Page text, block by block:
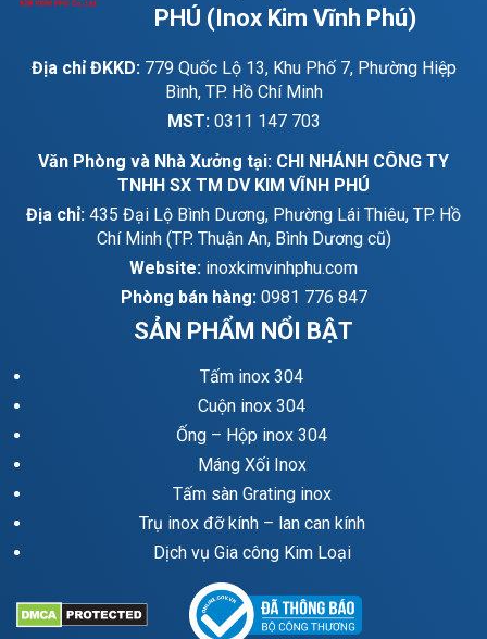
PHÚ (Inox Kim Vĩnh Phú)
Địa chỉ ĐKKD: 779 Quốc Lộ 13, Khu Phố 7, Phường Hiệp
Bình, TP. Hồ Chí Minh
MST: 0311 147 703
Văn Phòng và Nhà Xưởng tại: CHI NHÁNH CÔNG TY
TNHH SX TM DV KIM VĨNH PHÚ
Địa chỉ: 435 Đại Lộ Bình Dương, Phường Lái Thiêu, TP. Hồ
Chí Minh (TP. Thuận An, Bình Dương cũ)
Website: inoxkimvinhphu.com
Phòng bán hàng: 0981 776 847
SẢN PHẨM NỔI BẬT
Tấm inox 304
Cuộn inox 304
Ống – Hộp inox 304
Máng Xối Inox
Tấm sàn Grating inox
Trụ inox đỡ kính – lan can kính
Dịch vụ Gia công Kim Loại